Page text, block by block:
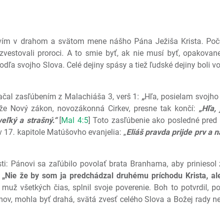
v drahom a svätom mene nášho Pána Ježiša Krista.
proroci. A to smie byť, ak nie musí byť,
svojho Slova. Celé dejiny spásy a tiež ľudské dejiny boli
zasľúbením z Malachiáša 3, verš 1: „Hľa, posielam
Nový zákon, novozákonná Cirkev, presne tak končí:
a strašný.“[Mal 4:5] Toto zasľúbenie ako posledné
kapitole Matúšovho evanjelia: „Eliáš pravda prijde prv a
Pánovi sa zaľúbilo povolať brata Branhama, aby priniesol
„Nie že by som ja predchádzal druhému príchodu Krista,
všetkých čias, splnil svoje poverenie. Boh to potvrdil,
mohla byť drahá, svätá zvesť celého Slova a Božej rady